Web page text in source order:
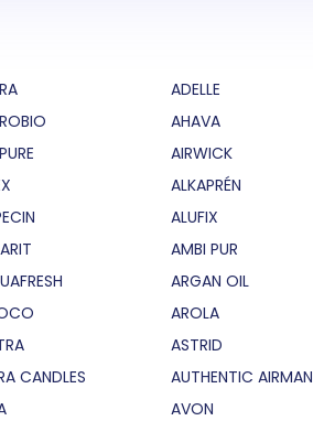
ADELLE
AHAVA
AIRWICK
ALKAPRÉN
ALUFIX
AMBI PUR
ARGAN OIL
AROLA
ASTRID
CANDLES AUTHENTIC AIRMAN
AVON